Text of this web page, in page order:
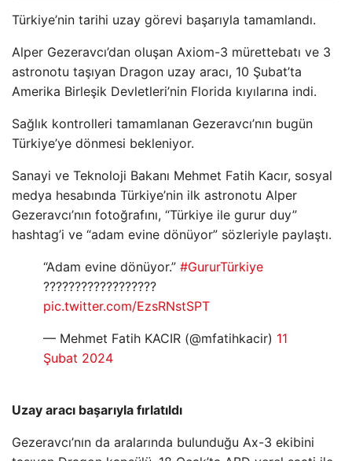
Türkiye’nin tarihi uzay görevi başarıyla tamamlandı.
Alper Gezeravcı’dan oluşan Axiom-3 mürettebatı ve 3
astronotu taşıyan Dragon uzay aracı, 10 Şubat’ta
Amerika Birleşik Devletleri’nin Florida kıyılarına indi.
Sağlık kontrolleri tamamlanan Gezeravcı’nın bugün
Türkiye’ye dönmesi bekleniyor.
Sanayi ve Teknoloji Bakanı Mehmet Fatih Kacır, sosyal
medya hesabında Türkiye’nin ilk astronotu Alper
Gezeravcı’nın fotoğrafını, “Türkiye ile gurur duy”
hashtag’i ve “adam evine dönüyor” sözleriyle paylaştı.
“Adam evine dönüyor.” #GururTürkiye
??????‍????????????
pic.twitter.com/EzsRNstSPT
— Mehmet Fatih KACIR (@mfatihkacir) 11
Şubat 2024
Uzay aracı başarıyla fırlatıldı
Gezeravcı’nın da aralarında bulunduğu Ax-3 ekibini